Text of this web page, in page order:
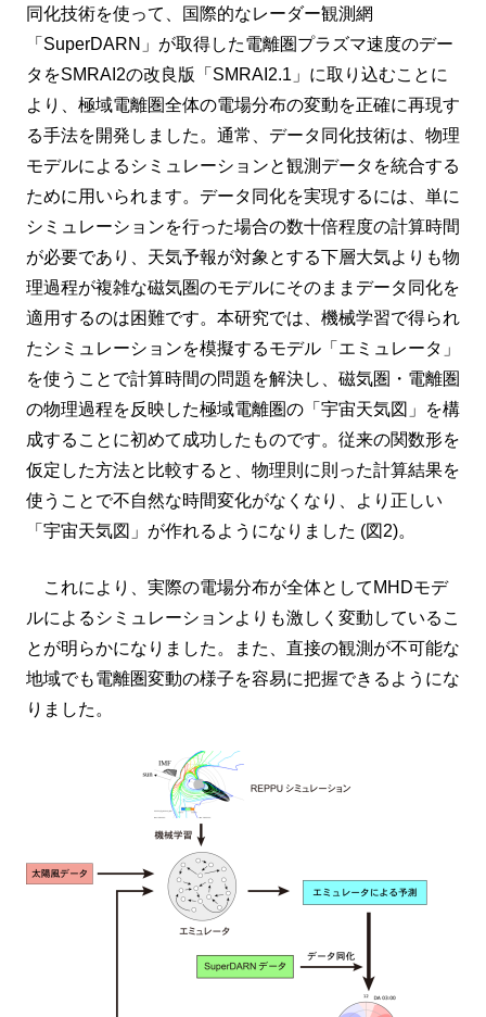
同化技術を使って、国際的なレーダー観測網
「SuperDARN」が取得した電離圏プラズマ速度のデー
タをSMRAI2の改良版「SMRAI2.1」に取り込むことに
より、極域電離圏全体の電場分布の変動を正確に再現す
る手法を開発しました。通常、データ同化技術は、物理
モデルによるシミュレーションと観測データを統合する
ために用いられます。データ同化を実現するには、単に
シミュレーションを行った場合の数十倍程度の計算時間
が必要であり、天気予報が対象とする下層大気よりも物
理過程が複雑な磁気圏のモデルにそのままデータ同化を
適用するのは困難です。本研究では、機械学習で得られ
たシミュレーションを模擬するモデル「エミュレータ」
を使うことで計算時間の問題を解決し、磁気圏・電離圏
の物理過程を反映した極域電離圏の「宇宙天気図」を構
成することに初めて成功したものです。従来の関数形を
仮定した方法と比較すると、物理則に則った計算結果を
使うことで不自然な時間変化がなくなり、より正しい
「宇宙天気図」が作れるようになりました (図2)。
これにより、実際の電場分布が全体としてMHDモデ
ルによるシミュレーションよりも激しく変動しているこ
とが明らかになりました。また、直接の観測が不可能な
地域でも電離圏変動の様子を容易に把握できるようにな
りました。